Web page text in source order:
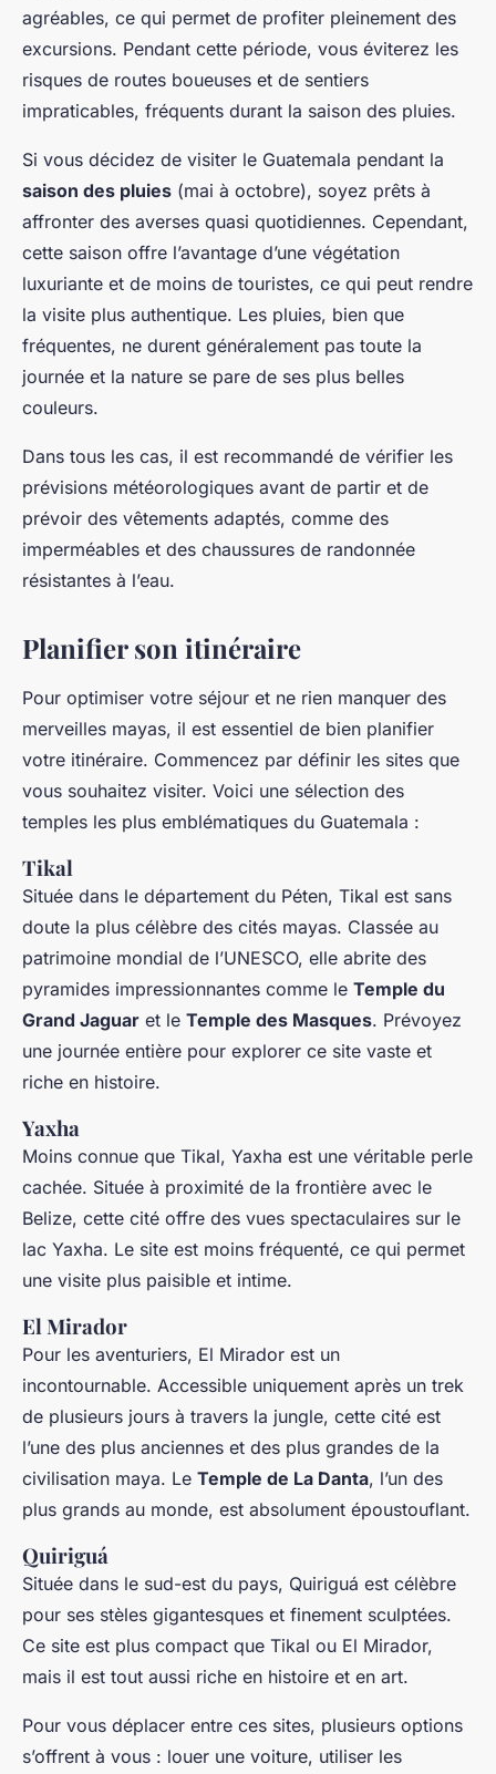
agréables, ce qui permet de profiter pleinement des
excursions. Pendant cette période, vous éviterez les
risques de routes boueuses et de sentiers
impraticables, fréquents durant la saison des pluies.
Si vous décidez de visiter le Guatemala pendant la
saison des pluies (mai à octobre), soyez prêts à
affronter des averses quasi quotidiennes. Cependant,
cette saison offre l’avantage d’une végétation
luxuriante et de moins de touristes, ce qui peut rendre
la visite plus authentique. Les pluies, bien que
fréquentes, ne durent généralement pas toute la
journée et la nature se pare de ses plus belles
couleurs.
Dans tous les cas, il est recommandé de vérifier les
prévisions météorologiques avant de partir et de
prévoir des vêtements adaptés, comme des
imperméables et des chaussures de randonnée
résistantes à l’eau.
Planifier son itinéraire
Pour optimiser votre séjour et ne rien manquer des
merveilles mayas, il est essentiel de bien planifier
votre itinéraire. Commencez par définir les sites que
vous souhaitez visiter. Voici une sélection des
temples les plus emblématiques du Guatemala :
Tikal
Située dans le département du Péten, Tikal est sans
doute la plus célèbre des cités mayas. Classée au
patrimoine mondial de l’UNESCO, elle abrite des
pyramides impressionnantes comme le Temple du
Grand Jaguar et le Temple des Masques. Prévoyez
une journée entière pour explorer ce site vaste et
riche en histoire.
Yaxha
Moins connue que Tikal, Yaxha est une véritable perle
cachée. Située à proximité de la frontière avec le
Belize, cette cité offre des vues spectaculaires sur le
lac Yaxha. Le site est moins fréquenté, ce qui permet
une visite plus paisible et intime.
El Mirador
Pour les aventuriers, El Mirador est un
incontournable. Accessible uniquement après un trek
de plusieurs jours à travers la jungle, cette cité est
l’une des plus anciennes et des plus grandes de la
civilisation maya. Le Temple de La Danta, l’un des
plus grands au monde, est absolument époustouflant.
Quiriguá
Située dans le sud-est du pays, Quiriguá est célèbre
pour ses stèles gigantesques et finement sculptées.
Ce site est plus compact que Tikal ou El Mirador,
mais il est tout aussi riche en histoire et en art.
Pour vous déplacer entre ces sites, plusieurs options
s’offrent à vous : louer une voiture, utiliser les